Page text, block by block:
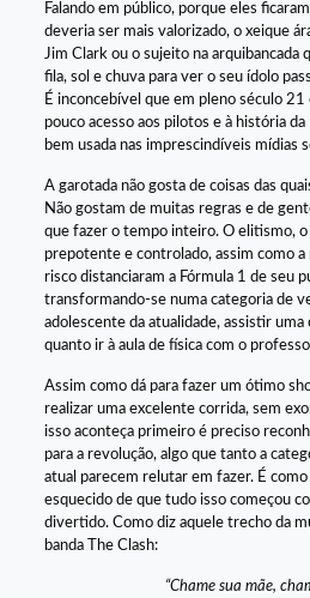
Falando em público, porque eles
deveria ser mais valorizado, o xeique
Jim Clark ou o sujeito na arquibancada
fila, sol e chuva para ver o seu ídolo
É inconcebível que em pleno século
pouco acesso aos pilotos e à história
bem usada nas imprescindíveis mídias
A garotada não gosta de coisas das
Não gostam de muitas regras e de
que fazer o tempo inteiro. O elitismo,
prepotente e controlado, assim como
risco distanciaram a Fórmula 1 de seu
transformando-se numa categoria de
adolescente da atualidade, assistir
quanto ir à aula de física com o
Assim como dá para fazer um ótimo
realizar uma excelente corrida, sem
isso aconteça primeiro é preciso
para a revolução, algo que tanto a
atual parecem relutar em fazer. É
esquecido de que tudo isso começou
divertido. Como diz aquele trecho da
banda The Clash:
“Chame sua mãe,